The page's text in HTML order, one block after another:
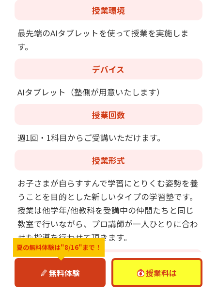
授業環境
最先端のAIタブレットを使って授業を実施しま
す。
デバイス
AIタブレット（塾側が用意いたします）
授業回数
週1回・1科目からご受講いただけます。
授業形式
お子さまが自らすすんで学習にとりくむ姿勢を養
うことを目的とした新しいタイプの学習塾です。
授業は他学年/他教科を受講中の仲間たちと同じ
教室で行いながら、プロ講師が一人ひとりに合わ
せた指導を行わせて頂きます。
授業時間
80分（小学2年～4年は40分授業も選択できま
夏の無料体験は"8/16"まで！
無料体験 授業料は